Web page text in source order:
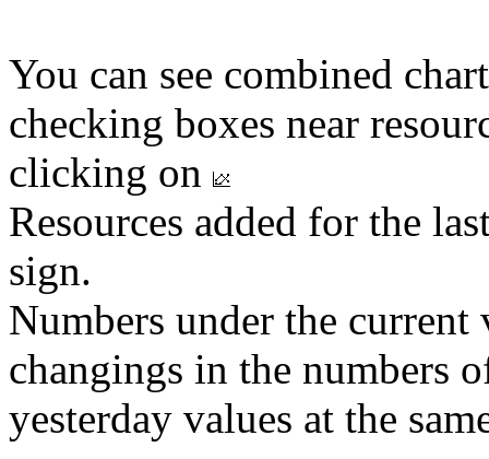
You can see combined
checking boxes near
clicking on
Resources added for the
sign.
Numbers under the
changings in the numbers
yesterday values at the